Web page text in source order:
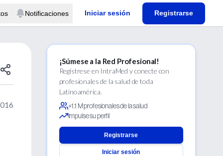
Notificaciones Iniciar sesión Registrarse
¡Súmese a la Red Profesional!
Regístrese en IntraMed y conecte con
profesionales de la salud de toda
Latinoamérica.
+1.1 M profesionales de la salud
Impulse su perfil
Registrarse
Iniciar sesión